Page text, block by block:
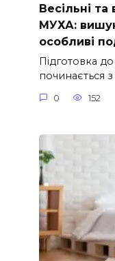
Весільні
МУХА:
особливі
Підготовка
починається
0 152